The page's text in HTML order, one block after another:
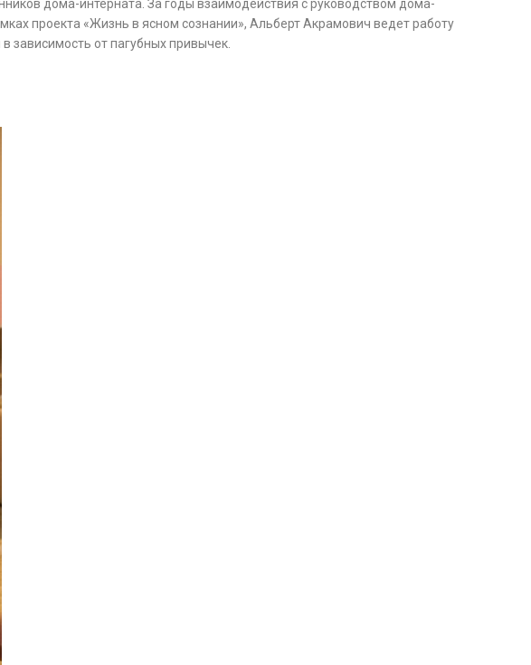
дома-интерната. За годы взаимодействия с руководством дома-
проекта «Жизнь в ясном сознании», Альберт Акрамович ведет работу
зависимость от пагубных привычек.